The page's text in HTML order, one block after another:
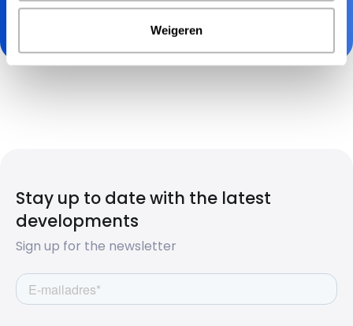
Weigeren
over het verwerken van persoonsgegevens.
Stay up to date with the latest
developments
Sign up for the newsletter